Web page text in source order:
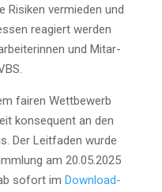
Risi­ken ver­mie­den und
reagiert wer­den
und Mit­ar­
fai­ren Wett­be­werb
kon­se­quent an den
Der Leit­fa­den wur­de
am 20.05.2025
sofort im Down­load­